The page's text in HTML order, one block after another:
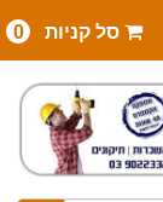
סל קניות 0